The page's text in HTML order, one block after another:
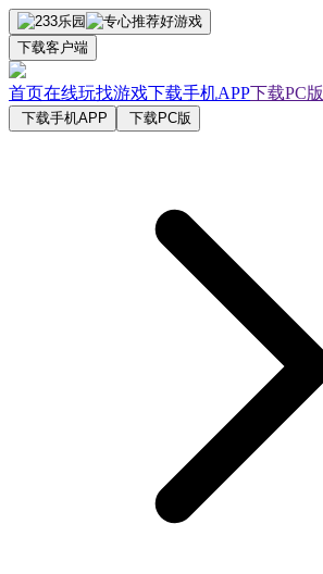
下载客户端
首页在线玩找游戏下载手机APP下载PC版
下载手机APP 下载PC版